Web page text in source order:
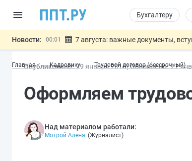
Бухгалтеру
Новости: 00:01 7 августа: важные документы,
06.08 Подписан указ об отмене
06.08
Важно Обеспечительный платёж
Главная Кадровику Трудовой договор (бессрочный)
Опубликовано: 29 января2016 Обновлено: 27 янв
Оформляем
Над материалом работали:
Мотрой Алена (Журналист)